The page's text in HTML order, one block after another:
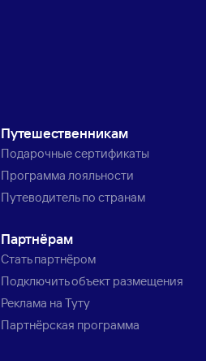
Путешественникам
Подарочные сертификаты
Программа лояльности
Путеводитель по странам
Партнёрам
Стать партнёром
Подключить объект размещения
Реклама на Туту
Партнёрская программа